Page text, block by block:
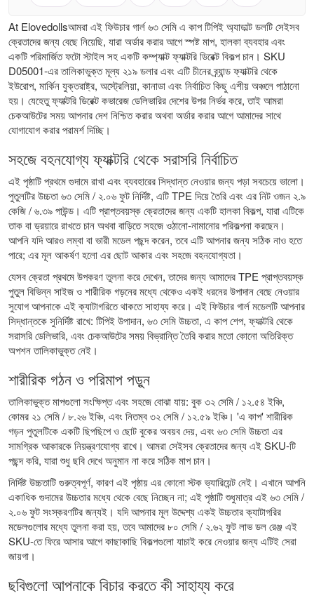
At Elovedollsআমরা এই ফিউচার গার্ল ৬৩ সেমি এ কাপ টিপিই অ্যাডাল্ট ডলটি সেইসব
ক্রেতাদের জন্য বেছে নিয়েছি, যারা অর্ডার করার আগে স্পষ্ট মাপ, হালকা ব্যবহার এবং
একটি পরিমার্জিত ফটো স্টাইল সহ একটি কম্প্যাক্ট ফ্যাক্টরি ডিরেক্ট বিকল্প চান। SKU
D05001-এর তালিকাভুক্ত মূল্য ২১৯ ডলার এবং এটি চীনের ব্র্যান্ড ফ্যাক্টরি থেকে
ইউরোপ, মার্কিন যুক্তরাষ্ট্র, অস্ট্রেলিয়া, কানাডা এবং নির্বাচিত কিছু এশীয় অঞ্চলে পাঠানো
হয়। যেহেতু ফ্যাক্টরি ডিরেক্ট কভারেজ ডেলিভারির দেশের উপর নির্ভর করে, তাই আমরা
চেকআউটের সময় আপনার দেশ নিশ্চিত করার অথবা অর্ডার করার আগে আমাদের সাথে
যোগাযোগ করার পরামর্শ দিচ্ছি।
সহজে বহনযোগ্য ফ্যাক্টরি থেকে সরাসরি নির্বাচিত
এই পৃষ্ঠাটি প্রথমে গুদামে রাখা এবং ব্যবহারের সিদ্ধান্ত নেওয়ার জন্য পড়া সবচেয়ে ভালো।
পুতুলটির উচ্চতা ৬৩ সেমি / ২.০৬ ফুট নির্দিষ্ট, এটি TPE দিয়ে তৈরি এবং এর নিট ওজন ২.৯
কেজি / ৬.৩৯ পাউন্ড। এটি প্রাপ্তবয়স্ক ক্রেতাদের জন্য একটি হালকা বিকল্প, যারা এটিকে
তাক বা ড্রয়ারে রাখতে চান অথবা বাড়িতে সহজে ওঠানো-নামানোর পরিকল্পনা করছেন।
আপনি যদি আরও লম্বা বা ভারী মডেল পছন্দ করেন, তবে এটি আপনার জন্য সঠিক নাও হতে
পারে; এর মূল আকর্ষণ হলো এর ছোট আকার এবং সহজে বহনযোগ্যতা।
যেসব ক্রেতা প্রথমে উপকরণ তুলনা করে দেখেন, তাদের জন্য আমাদেরTPE প্রাপ্তবয়স্ক
পুতুলবিভিন্ন সাইজ ও শারীরিক গড়নের মধ্যে থেকেও একই ধরনের উপাদান বেছে নেওয়ার
সুযোগ আপনাকে এই ক্যাটাগরিতে থাকতে সাহায্য করে। এই ফিউচার গার্ল মডেলটি আপনার
সিদ্ধান্তকে সুনির্দিষ্ট রাখে: টিপিই উপাদান, ৬৩ সেমি উচ্চতা, এ কাপ শেপ, ফ্যাক্টরি থেকে
সরাসরি ডেলিভারি, এবং চেকআউটের সময় বিভ্রান্তি তৈরি করার মতো কোনো অতিরিক্ত
অপশন তালিকাভুক্ত নেই।
শারীরিক গঠন ও পরিমাপ পড়ুন
তালিকাভুক্ত মাপগুলো সংক্ষিপ্ত এবং সহজে বোঝা যায়: বুক ৩২ সেমি / ১২.৫৪ ইঞ্চি,
কোমর ২১ সেমি / ৮.২৬ ইঞ্চি, এবং নিতম্ব ৩২ সেমি / ১২.৫৯ ইঞ্চি। 'এ কাপ' শারীরিক
গড়ন পুতুলটিকে একটি ছিপছিপে ও ছোট বুকের অবয়ব দেয়, এবং ৬৩ সেমি উচ্চতা এর
সামগ্রিক আকারকে নিয়ন্ত্রণযোগ্য রাখে। আমরা সেইসব ক্রেতাদের জন্য এই SKU-টি
পছন্দ করি, যারা শুধু ছবি দেখে অনুমান না করে সঠিক মাপ চান।
নির্দিষ্ট উচ্চতাটি গুরুত্বপূর্ণ, কারণ এই পৃষ্ঠায় এর কোনো স্টক ভ্যারিয়েন্ট নেই। এখানে আপনি
একাধিক গুদামের উচ্চতার মধ্যে থেকে বেছে নিচ্ছেন না; এই পৃষ্ঠাটি শুধুমাত্র এই ৬৩ সেমি /
২.০৬ ফুট সংস্করণটির জন্যই। যদি আপনার মূল উদ্দেশ্য একই উচ্চতার ক্যাটাগরির
মডেলগুলোর মধ্যে তুলনা করা হয়, তবে আমাদের৮০ সেমি / ২.৬২ ফুট লাভ ডল রেঞ্জ এই
SKU-তে ফিরে আসার আগে কাছাকাছি বিকল্পগুলো যাচাই করে নেওয়ার জন্য এটিই সেরা
জায়গা।
ছবিগুলো আপনাকে বিচার করতে কী সাহায্য করে